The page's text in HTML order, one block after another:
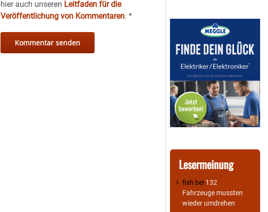
hier auch unseren Leitfaden für die
Veröffentlichung von Kommentaren.*
Lesermeinung
fish bei 132
Fahrzeuge mussten
wieder umdrehen